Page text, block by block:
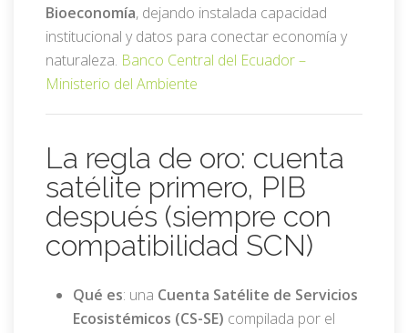
Bioeconomía, dejando instalada capacidad
institucional y datos para conectar economía y
naturaleza. Banco Central del Ecuador –
Ministerio del Ambiente
La regla de oro: cuenta
satélite primero, PIB
después (siempre con
compatibilidad SCN)
Qué es: una Cuenta Satélite de Servicios
Ecosistémicos (CS-SE) compilada por el